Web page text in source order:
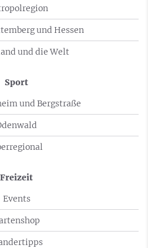
und Hessen
und die Welt
Sport
und Bergstraße
Freizeit
Events